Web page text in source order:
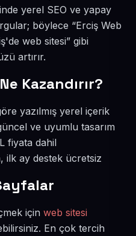
yerel SEO ve yapay
böylece “Erciş Web
web sitesi” gibi
artırır.
Kazandırır?
yazılmış yerel içerik
ve uyumlu tasarım
fiyata dahil
ilk ay destek ücretsiz
için web sitesi
En çok tercih